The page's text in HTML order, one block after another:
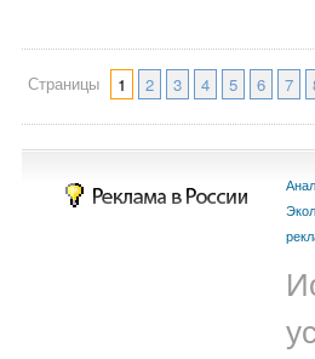
Страницы 1 2 3 4 5 6 7